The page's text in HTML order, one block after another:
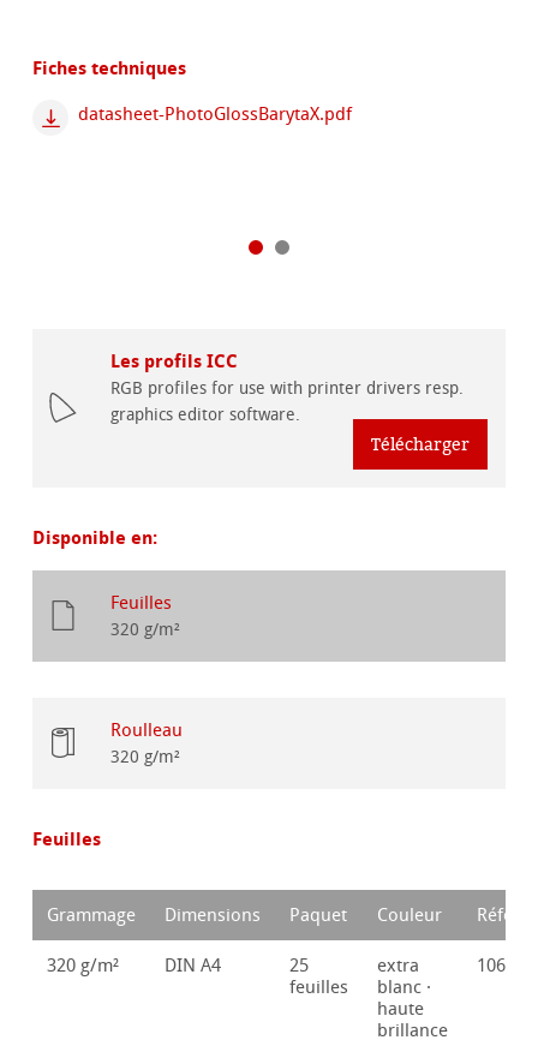
Fiches techniques
datasheet-PhotoGlossBarytaX.pdf
Les profils ICC
RGB profiles for use with printer drivers resp.
graphics editor software.
Télécharger
Disponible en:
Feuilles
320 g/m²
Roulleau
320 g/m²
Feuilles
Grammage Dimensions Paquet Couleur
320 g/m² DIN A4
25
feuilles
extra
blanc ·
haute
brillance